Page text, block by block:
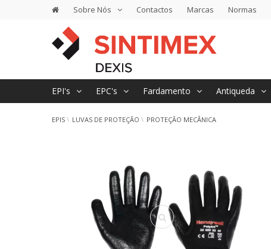
Sobre Nós Contactos Marcas Normas
EPI's EPC's Fardamento Antiqueda
EPIS LUVAS DE PROTEÇÃO PROTEÇÃO MECÂNICA